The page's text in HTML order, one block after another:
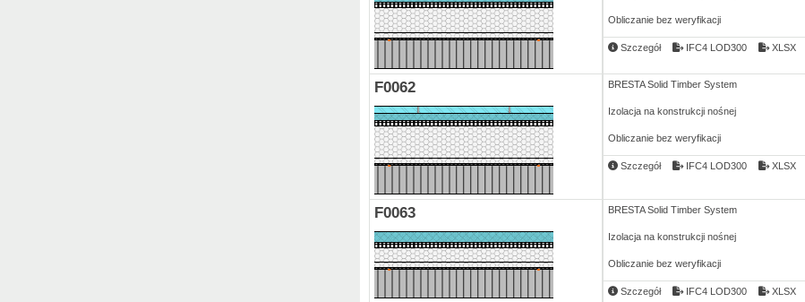
Obliczanie bez weryfikacji
Szczegół IFC4 LOD300 XLSX
F0062 BRESTA Solid Timber System
Izolacja na konstrukcji nośnej
Obliczanie bez weryfikacji
Szczegół IFC4 LOD300 XLSX
F0063 BRESTA Solid Timber System
Izolacja na konstrukcji nośnej
Obliczanie bez weryfikacji
Szczegół IFC4 LOD300 XLSX